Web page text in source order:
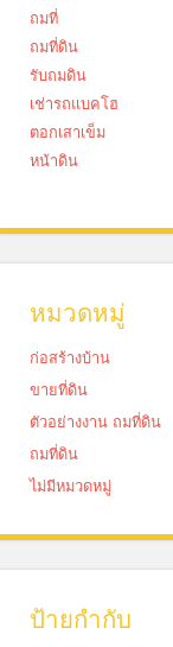
ถมที่
ถมที่ดิน
รับถมดิน
เช่ารถแบคโฮ
ตอกเสาเข็ม
หน้าดิน
หมวดหมู่
ก่อสร้างบ้าน
ขายที่ดิน
ตัวอย่างงาน ถมที่ดิน
ถมที่ดิน
ไม่มีหมวดหมู่
ป้ายกำกับ